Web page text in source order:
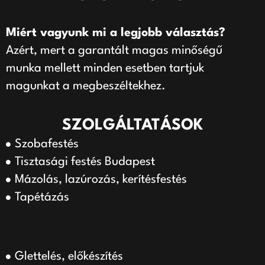
Miért vagyunk mi a legjobb választás?
Azért, mert a garantált magas minőségű
munka mellett minden esetben tartjuk
magunkat a megbeszéltekhez.
SZOLGÁLTATÁSOK
Szobafestés
Tisztasági festés Budapest
Mázolás, lazúrozás, kerítésfestés
Tapétázás
Glettelés, előkészítés